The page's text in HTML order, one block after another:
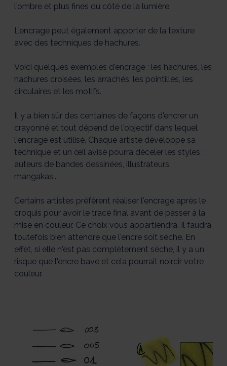
l'ombre et plus fines du côté de la lumière.
L'encrage peut également apporter de la texture
avec des techniques de hachures.
Voici quelques exemples d'encrage : les hachures, les
hachures croisées, les arrachés, les pointillés, les
circulaires et les motifs.
Il y a bien sûr des centaines de façons d'encrer un
crayonné et tout dépend de l'objectif dans lequel
l'encrage est utilisé. Chaque artiste développe sa
technique et un œil avisé pourra déceler les styles :
auteurs de bandes dessinées, illustrateurs,
mangakas...
Certains artistes préfèrent réaliser l'encrage après le
croquis pour avoir le tracé final avant de passer à la
mise en couleur. Ce choix vous appartiendra. Il faudra
toutefois bien attendre que l'encre soit sèche. En
effet, si elle n'est pas complètement sèche, il y a un
risque que l'encre bave et cela pourrait noircir votre
couleur.